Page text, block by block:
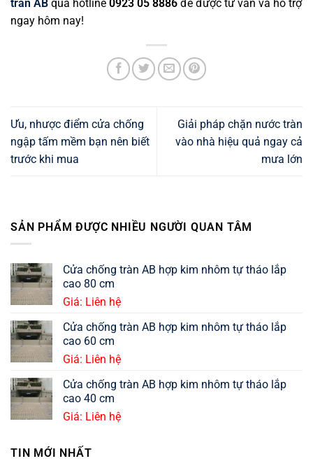
tràn AB qua hotline 0923 05 8886 để được tư vấn và hỗ trợ
ngay hôm nay!
Ưu, nhược điểm cửa chống
ngập tấm mềm bạn nên biết
trước khi mua
Giải pháp chặn nước tràn
vào nhà hiệu quả ngay cả
mưa lớn
SẢN PHẨM ĐƯỢC NHIỀU NGƯỜI QUAN TÂM
Cửa chống tràn AB hợp kim nhôm tự tháo lắp
cao 80 cm
Giá: Liên hệ
Cửa chống tràn AB hợp kim nhôm tự tháo lắp
cao 60 cm
Giá: Liên hệ
Cửa chống tràn AB hợp kim nhôm tự tháo lắp
cao 40 cm
Giá: Liên hệ
TIN MỚI NHẤT